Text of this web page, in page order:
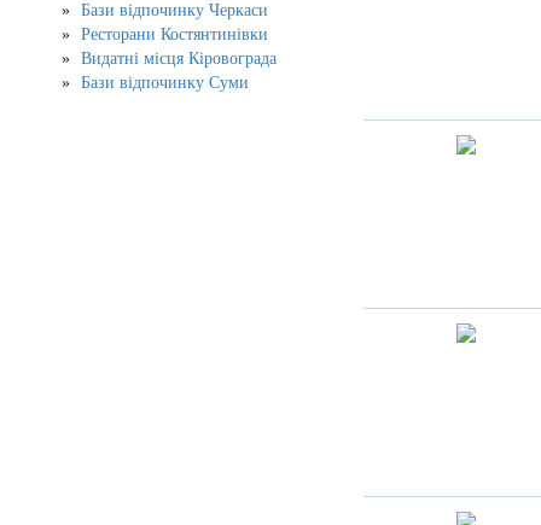
Бази відпочинку Черкаси
Ресторани Костянтинівки
Видатні місця Кіровограда
Бази відпочинку Суми